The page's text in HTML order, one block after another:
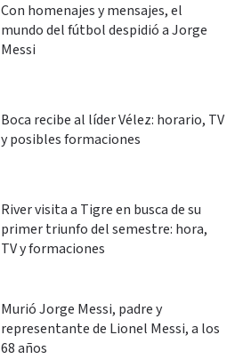
Con homenajes y mensajes, el
mundo del fútbol despidió a Jorge
Messi
Boca recibe al líder Vélez: horario, TV
y posibles formaciones
River visita a Tigre en busca de su
primer triunfo del semestre: hora,
TV y formaciones
Murió Jorge Messi, padre y
representante de Lionel Messi, a los
68 años